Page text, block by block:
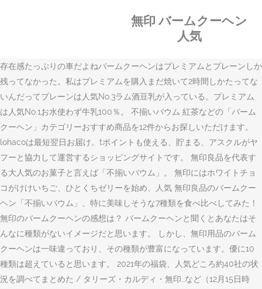
無印 バームクーヘン
人気
存在感たっぷりの車だよねバームクーヘンはプレミアムとプレーンしか
残ってなかった。私はプレミアムを購入まだ焼いて2時間しかたってな
いんだってプレーンは人気No.3ラム酒豆乳が入っている。プレミアム
は人気No.1お水使わず牛乳100％。 不揃いバウム 紅茶などの「バーム
クーヘン」カテゴリーおすすめ商品を12件からお探しいただけます。
lohacoは最短翌日お届け。tポイントも使える、貯まる、アスクルがヤ
フーと協力して運営するショッピングサイトです。 無印良品を代表す
る大人気のお菓子と言えば「不揃いバウム」。 無印にはホワイトチョ
コがけけいちご、ひとくちゼリーを始め、人気 無印良品のバームクー
ヘン「不揃いバウム」、特に美味しそうな7種類を食べ比べしてみた！
無印のバームクーヘンの感想は？ バームクーヘンと聞くとあなたはそ
んなに種類がないイメージだと思います。 しかし、無印用品のバーム
クーヘンは一味違っており、その種類が豊富になっています。優に10
種類は超えていると思います。 2021年の福袋、人気どころ約40社の状
況を調べてまとめた / タリーズ・カルディ・無印…など（12月15日時